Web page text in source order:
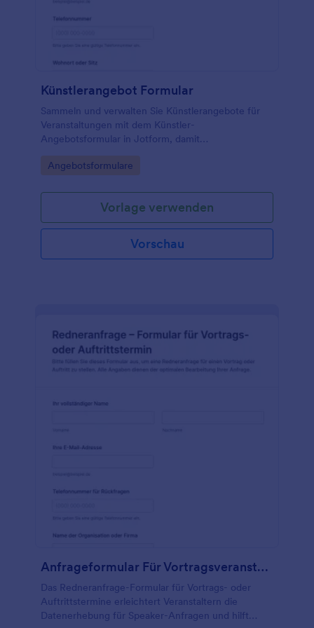
Künstlerangebot Formular
Sammeln und verwalten Sie Künstlerangebote für
Veranstaltungen mit dem Künstler-
Angebotsformular in Jotform, damit
Datenaufnahme rund um Buchungsanfragen
Go to Category:
Angebotsformulare
Vorlage verwenden
Vorschau
Anfrageformular Für Vortragsveranstaltungen
Das Redneranfrage-Formular für Vortrags- oder
Auftrittstermine erleichtert Veranstaltern die
Datenerhebung für Speaker-Anfragen und hilft